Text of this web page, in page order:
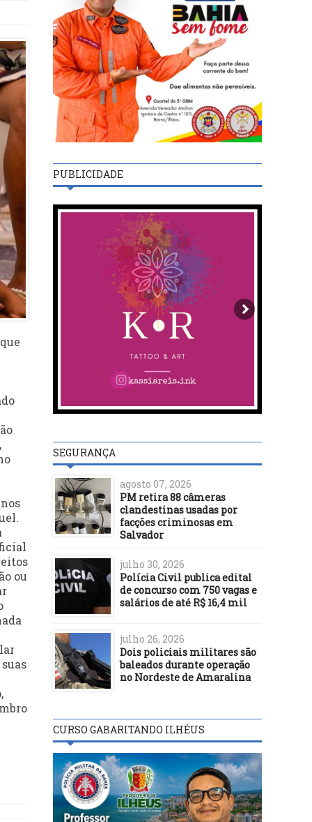
ou
PUBLICIDADE
SEGURANÇA
agosto 07, 2026
PM retira 88 câmeras
clandestinas usadas por
facções criminosas em
Salvador
julho 30, 2026
Polícia Civil publica edital
de concurso com 750 vagas e
salários de até R$ 16,4 mil
julho 26, 2026
Dois policiais militares são
baleados durante operação
no Nordeste de Amaralina
CURSO GABARITANDO ILHÉUS